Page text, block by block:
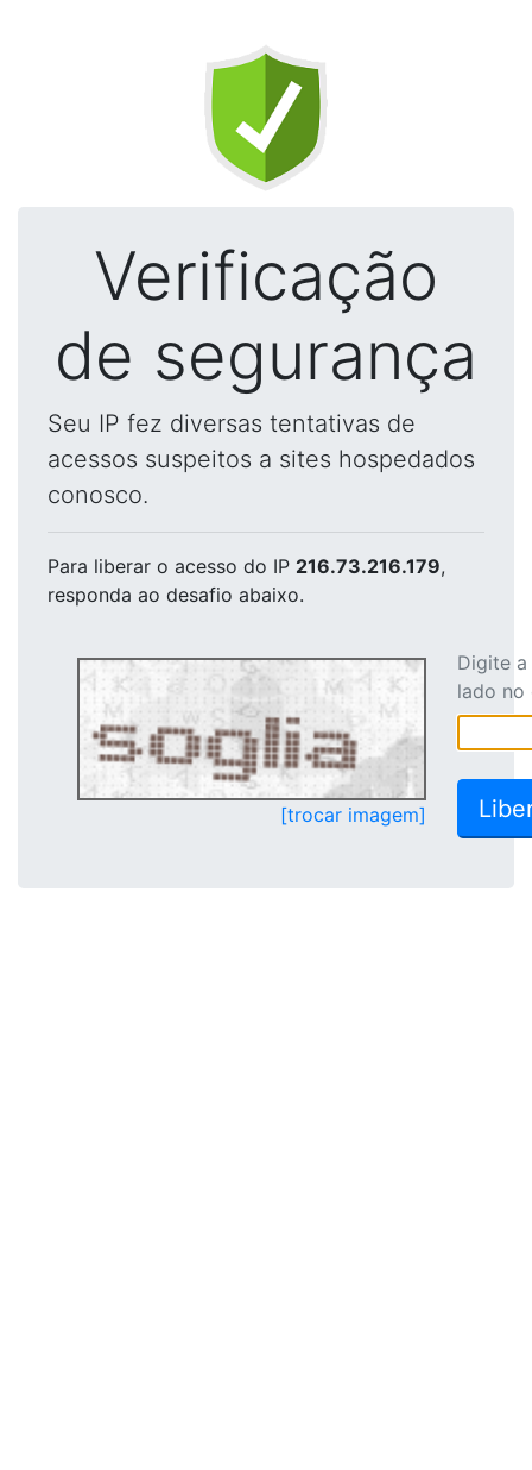
Verificação
de segurança
Seu IP fez diversas tentativas de
acessos suspeitos a sites hospedados
conosco.
Para liberar o acesso do IP 216.73.216.179,
responda ao desafio abaixo.
[trocar imagem]
Digite
lado no